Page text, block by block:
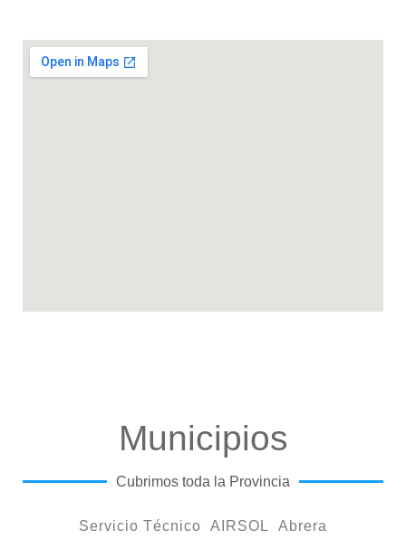
Municipios
Cubrimos toda la Provincia
Servicio Técnico AIRSOL Abrera